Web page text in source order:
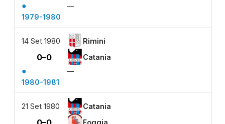
●
—
1979-1980
14 Set 1980 Rimini
0–0 Catania
●
—
1980-1981
21 Set 1980 Catania
Foggia